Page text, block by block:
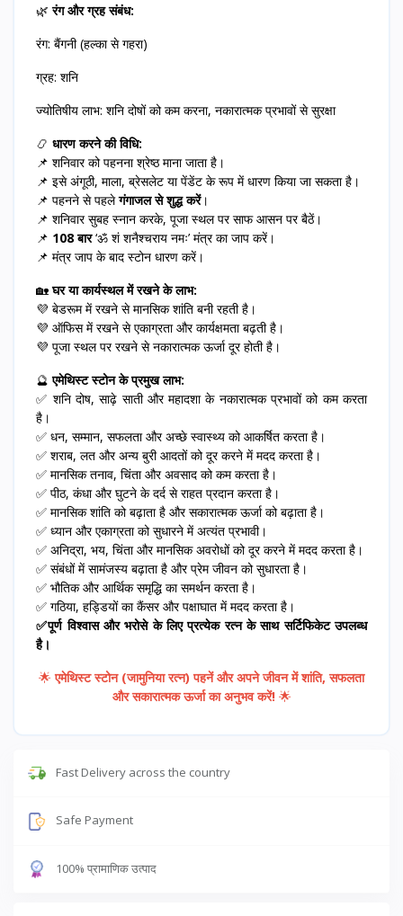
🌿रंग और ग्रह संबंध:
रंग: बैंगनी (हल्का से गहरा)
ग्रह: शनि
ज्योतिषीय लाभ: शनि दोषों को कम करना, नकारात्मक प्रभावों से सुरक्षा
📿 धारण करने की विधि:
📌 शनिवार को पहनना श्रेष्ठ माना जाता है।
📌 इसे अंगूठी, माला, ब्रेसलेट या पेंडेंट के रूप में धारण किया जा सकता है।
📌 पहनने से पहलेगंगाजल से शुद्ध करें।
📌 शनिवार सुबह स्नान करके, पूजा स्थल पर साफ आसन पर बैठें।
📌 108 बार‘ॐ शं शनैश्चराय नमः’ मंत्र का जाप करें।
📌 मंत्र जाप के बाद स्टोन धारण करें।
🏡घर या कार्यस्थल में रखने के लाभ:
💜 बेडरूम में रखने से मानसिक शांति बनी रहती है।
💜 ऑफिस में रखने से एकाग्रता और कार्यक्षमता बढ़ती है।
💜 पूजा स्थल पर रखने से नकारात्मक ऊर्जा दूर होती है।
🔮एमेथिस्ट स्टोन के प्रमुख लाभ:
✅ शनि दोष, साढ़े साती और महादशा के नकारात्मक प्रभावों को कम करता
है।
✅ धन, सम्मान, सफलता और अच्छे स्वास्थ्य को आकर्षित करता है।
✅ शराब, लत और अन्य बुरी आदतों को दूर करने में मदद करता है।
✅ मानसिक तनाव, चिंता और अवसाद को कम करता है।
✅ पीठ, कंधा और घुटने के दर्द से राहत प्रदान करता है।
✅ मानसिक शांति को बढ़ाता है और सकारात्मक ऊर्जा को बढ़ाता है।
✅ ध्यान और एकाग्रता को सुधारने में अत्यंत प्रभावी।
✅ अनिद्रा, भय, चिंता और मानसिक अवरोधों को दूर करने में मदद करता है।
✅ संबंधों में सामंजस्य बढ़ाता है और प्रेम जीवन को सुधारता है।
✅ भौतिक और आर्थिक समृद्धि का समर्थन करता है।
✅ गठिया, हड्डियों का कैंसर और पक्षाघात में मदद करता है।
✅पूर्ण विश्वास और भरोसे के लिए प्रत्येक रत्न के साथ सर्टिफिकेट उपलब्ध
है।
🌟एमेथिस्ट स्टोन (जामुनिया रत्न) पहनें और अपने जीवन में शांति, सफलता
और सकारात्मक ऊर्जा का अनुभव करें!🌟
Fast Delivery across the country
Safe Payment
100% प्रामाणिक उत्पाद